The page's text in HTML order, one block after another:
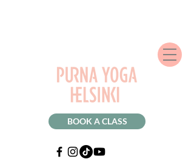
BOOK A CLASS